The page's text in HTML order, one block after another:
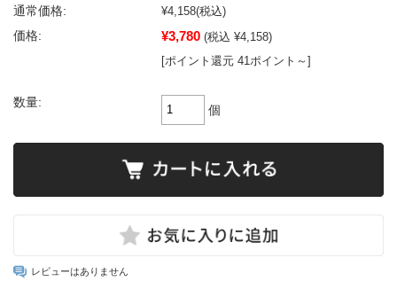
通常価格: ¥4,158(税込)
価格:
¥3,780 (税込 ¥4,158)
[ポイント還元 41ポイント～]
数量:
個
レビューはありません